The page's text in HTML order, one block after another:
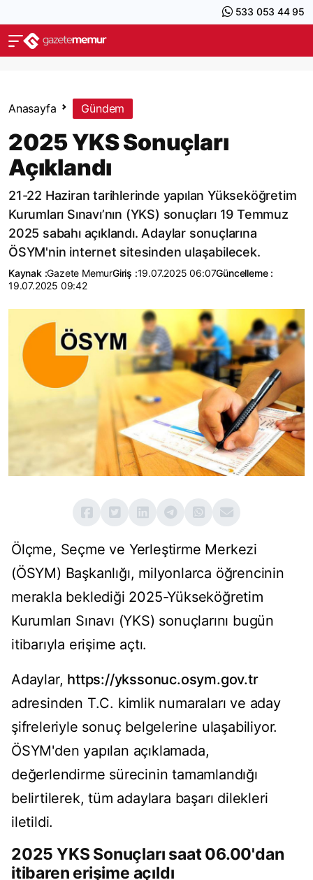
533 053 44 95
Anasayfa Gündem
2025 YKS Sonuçları
Açıklandı
21-22 Haziran tarihlerinde yapılan Yükseköğretim
Kurumları Sınavı’nın (YKS) sonuçları 19 Temmuz
2025 sabahı açıklandı. Adaylar sonuçlarına
ÖSYM'nin internet sitesinden ulaşabilecek.
Kaynak :Gazete MemurGiriş :19.07.2025 06:07Güncelleme :
19.07.2025 09:42
Ölçme, Seçme ve Yerleştirme Merkezi
(ÖSYM) Başkanlığı, milyonlarca öğrencinin
merakla beklediği 2025-Yükseköğretim
Kurumları Sınavı (YKS) sonuçlarını bugün
itibarıyla erişime açtı.
Adaylar, https://ykssonuc.osym.gov.tr
adresinden T.C. kimlik numaraları ve aday
şifreleriyle sonuç belgelerine ulaşabiliyor.
ÖSYM'den yapılan açıklamada,
değerlendirme sürecinin tamamlandığı
belirtilerek, tüm adaylara başarı dilekleri
iletildi.
2025 YKS Sonuçları saat 06.00'dan
itibaren erişime açıldı